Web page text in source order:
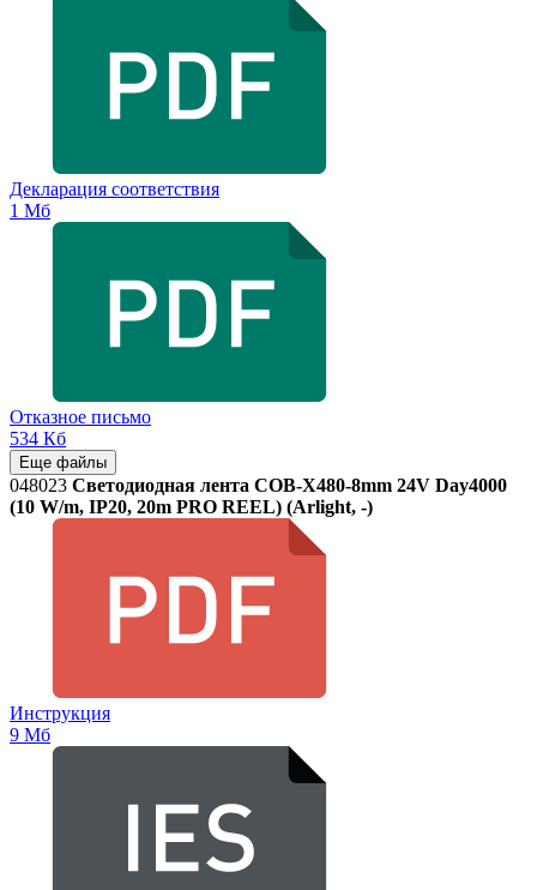
Декларация соответствия
1 Мб
Отказное письмо
534 Кб
Еще файлы
048023 Светодиодная лента COB-X480-8mm 24V Day4000
(10 W/m, IP20, 20m PRO REEL) (Arlight, -)
Инструкция
9 Мб